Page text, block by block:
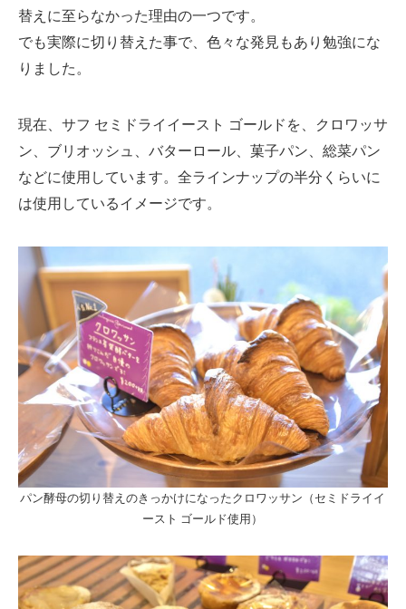
替えに至らなかった理由の一つです。
でも実際に切り替えた事で、色々な発見もあり勉強にな
りました。
現在、サフ セミドライイースト ゴールドを、クロワッサ
ン、ブリオッシュ、バターロール、菓子パン、総菜パン
などに使用しています。全ラインナップの半分くらいに
は使用しているイメージです。
パン酵母の切り替えのきっかけになったクロワッサン（セミドライイ
ースト ゴールド使用）